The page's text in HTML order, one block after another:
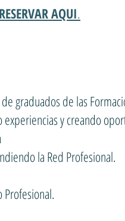
RESERVAR AQUI.
graduados de las
y creando
la Red Profesional.